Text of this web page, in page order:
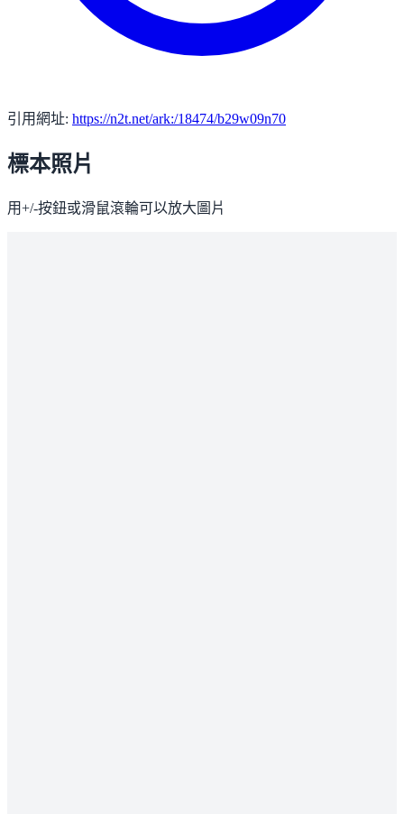
引用網址: https://n2t.net/ark:/18474/b29w09n70
標本照片
用+/-按鈕或滑鼠滾輪可以放大圖片